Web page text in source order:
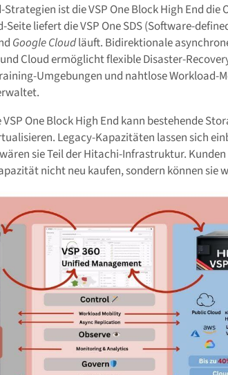
ist die VSP One Block High End die
Seite liefert die VSP One SDS (Software-
Google Cloudläuft. Bidirektionale
Cloud ermöglicht flexible Disaster-
Umgebungen und nahtlose Workload-
One Block High End kann bestehende
Legacy-Kapazitäten lassen sich
sie Teil der Hitachi-Infrastruktur.
nicht neu kaufen, sondern können sie